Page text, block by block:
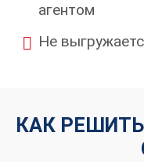
агентом
Не
КАК